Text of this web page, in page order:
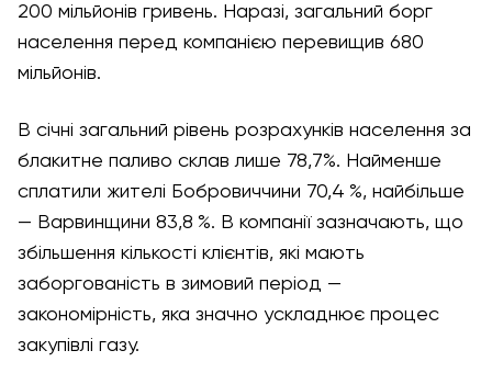
200 мільйонів гривень. Наразі, загальний борг
населення перед компанією перевищив 680
мільйонів.
В січні загальний рівень розрахунків населення за
блакитне паливо склав лише 78,7%. Найменше
сплатили жителі Бобровиччини 70,4 %, найбільше
— Варвинщини 83,8 %. В компанії зазначають, що
збільшення кількості клієнтів, які мають
заборгованість в зимовий період —
закономірність, яка значно ускладнює процес
закупівлі газу.